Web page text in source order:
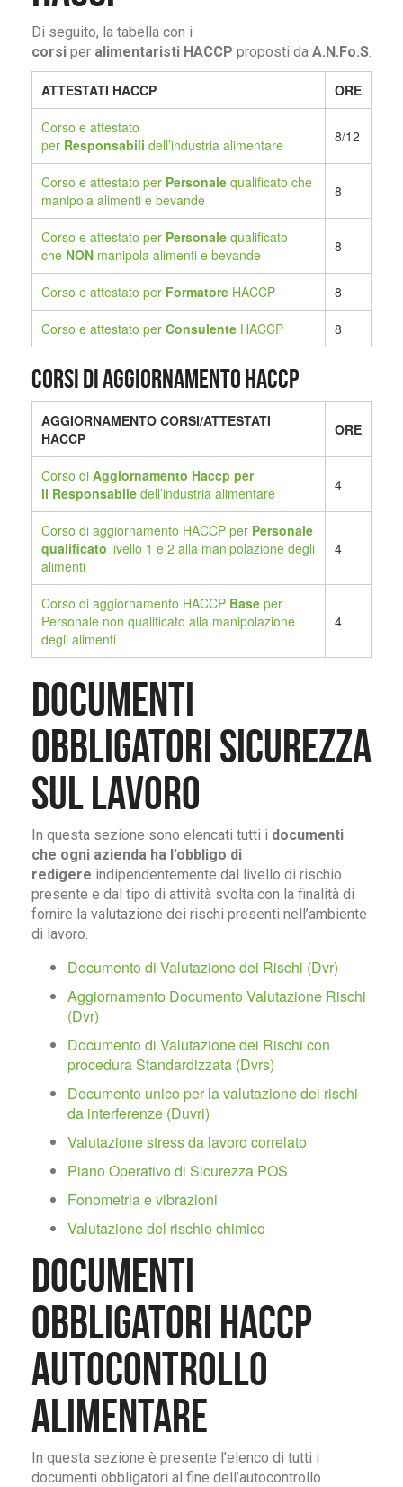
Di seguito, la tabella con i
corsi per alimentaristi HACCP proposti da A.N.Fo.S.
ATTESTATI HACCP ORE
Corso e attestato
per Responsabili dell’industria alimentare 8/12
Corso e attestato per Personale qualificato che
manipola alimenti e bevande
8
Corso e attestato per Personale qualificato
che NON manipola alimenti e bevande 8
Corso e attestato per Formatore HACCP 8
Corso e attestato per Consulente HACCP 8
Corsi di aggiornamento HACCP
AGGIORNAMENTO CORSI/ATTESTATI
HACCP
ORE
Corso di Aggiornamento Haccp per
il Responsabile dell’industria alimentare 4
Corso di aggiornamento HACCP per Personale
qualificato livello 1 e 2 alla manipolazione degli
alimenti
4
Corso di aggiornamento HACCP Base per
Personale non qualificato alla manipolazione
degli alimenti
4
Documenti
obbligatori Sicurezza
sul Lavoro
In questa sezione sono elencati tutti i documenti
che ogni azienda ha l’obbligo di
redigere indipendentemente dal livello di rischio
presente e dal tipo di attività svolta con la finalità di
fornire la valutazione dei rischi presenti nell’ambiente
di lavoro.
Documento di Valutazione dei Rischi (Dvr)
Aggiornamento Documento Valutazione Rischi
(Dvr)
Documento di Valutazione dei Rischi con
procedura Standardizzata (Dvrs)
Documento unico per la valutazione dei rischi
da interferenze (Duvri)
Valutazione stress da lavoro correlato
Piano Operativo di Sicurezza POS
Fonometria e vibrazioni
Valutazione del rischio chimico
Documenti
obbligatori Haccp
Autocontrollo
Alimentare
In questa sezione è presente l’elenco di tutti i
documenti obbligatori al fine dell’autocontrollo